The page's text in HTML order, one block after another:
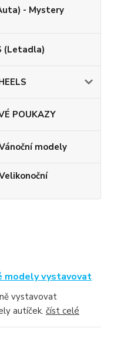
- Mystery
(Letadla)
POUKAZY
modely
modely vystavovat
vystavovat
autíček. číst celé